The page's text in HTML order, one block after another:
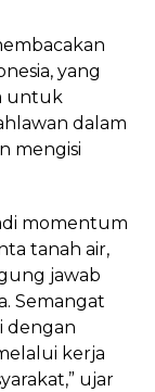
yang
untuk
dalam
mengisi
momentum
tanah air,
jawab
Semangat
dengan
kerja
ujar